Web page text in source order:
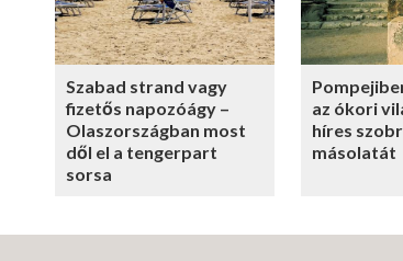
Szabad strand vagy
fizetős napozóágy –
Olaszországban most
dől el a tengerpart
sorsa
az ókori
híres
másolatát